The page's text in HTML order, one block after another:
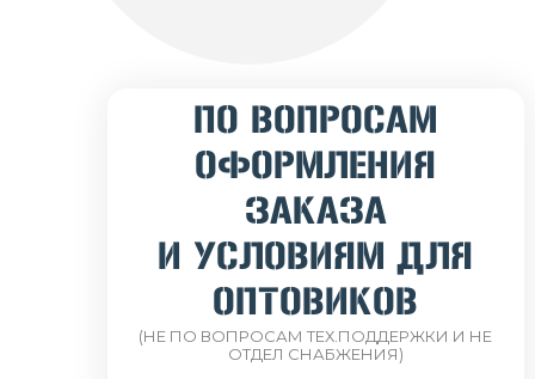
ПО ВОПРОСАМ
ОФОРМЛЕНИЯ
ЗАКАЗА
И УСЛОВИЯМ ДЛЯ
ОПТОВИКОВ
(НЕ ПО ВОПРОСАМ ТЕХ.ПОДДЕРЖКИ И НЕ
ОТДЕЛ СНАБЖЕНИЯ)